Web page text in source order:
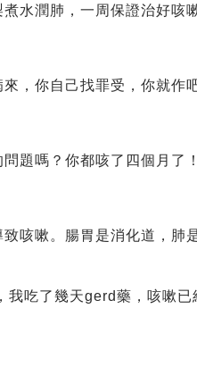
水潤肺，一周保證治好咳
，你自己找罪受，你就作
題嗎？你都咳了四個月了
咳嗽。腸胃是消化道，肺
我吃了幾天gerd藥，咳嗽已